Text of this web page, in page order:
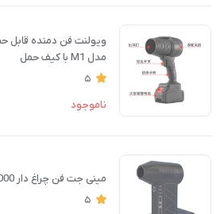
ویولنت فن دمنده قابل
مدل M1 با کیف حمل
5
ناموجود
مینی جت فن چراغ دار 130000 دور در دقیقه
5